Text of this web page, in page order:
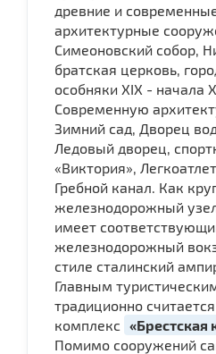
древние и
архитектурные
Симеоновский собор,
братская церковь,
особняки XIX - начала
Современную
Зимний сад, Дворец
Ледовый дворец,
«Виктория»,
Гребной канал. Как
железнодорожный
имеет
железнодорожный
стиле сталинский
Главным
традиционно
комплекс «Брестская
Помимо сооружений